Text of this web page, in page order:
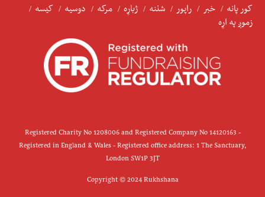
کور پانه خبر راپور شننه ژباړه مرکه دوسیه
کیسه
زموږ په اړه
Registered Charity No 1208006 and Registered Company No 14120163 -
Registered in England & Wales - Registered office address: 1 The Sanctuary,
London SW1P 3JT
Copyright © 2024 Rukhshana